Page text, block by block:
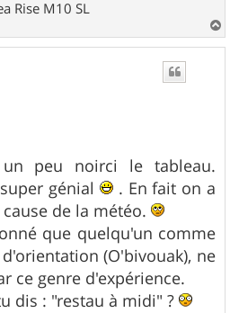
Rise M10 SL
a
un peu noirci le tableau.
génial
. En fait on a
de la météo.
que quelqu'un comme
(O'bivouak), ne
ce genre d'expérience.
dis : "restau à midi" ?